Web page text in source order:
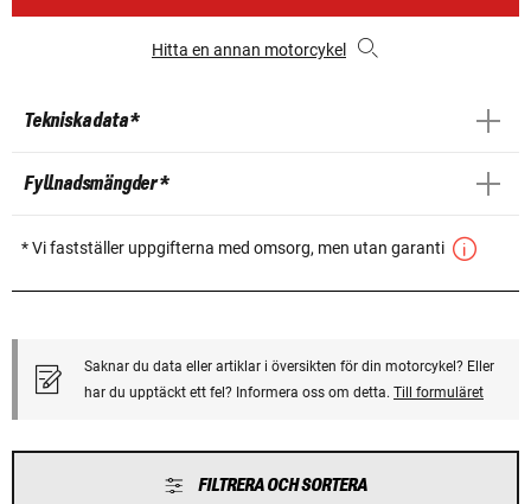
Hitta en annan motorcykel
Tekniska data *
Fyllnadsmängder *
* Vi fastställer uppgifterna med omsorg, men utan garanti
Saknar du data eller artiklar i översikten för din motorcykel? Eller
har du upptäckt ett fel? Informera oss om detta. Till formuläret
FILTRERA OCH SORTERA